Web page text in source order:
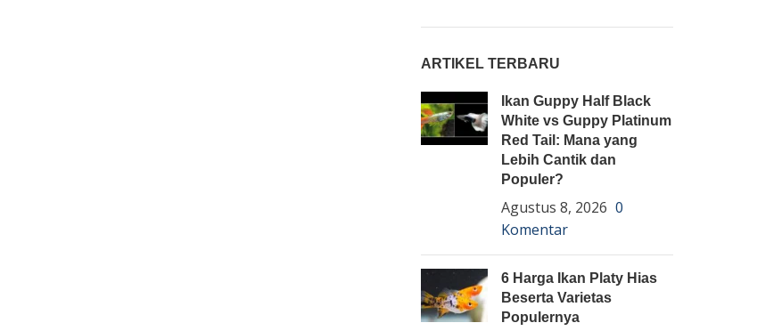
ARTIKEL TERBARU
Ikan Guppy Half Black
White vs Guppy Platinum
Red Tail: Mana yang
Lebih Cantik dan
Populer?
Agustus 8, 2026 0
Komentar
6 Harga Ikan Platy Hias
Beserta Varietas
Populernya